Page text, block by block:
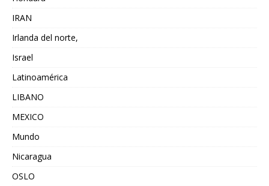
IRAN
Irlanda del norte,
Israel
Latinoamérica
LIBANO
MEXICO
Mundo
Nicaragua
OSLO